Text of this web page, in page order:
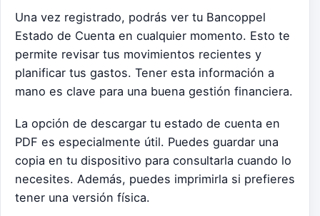
Una vez registrado, podrás ver tu Bancoppel
Estado de Cuenta en cualquier momento. Esto te
permite revisar tus movimientos recientes y
planificar tus gastos. Tener esta información a
mano es clave para una buena gestión financiera.
La opción de descargar tu estado de cuenta en
PDF es especialmente útil. Puedes guardar una
copia en tu dispositivo para consultarla cuando lo
necesites. Además, puedes imprimirla si prefieres
tener una versión física.